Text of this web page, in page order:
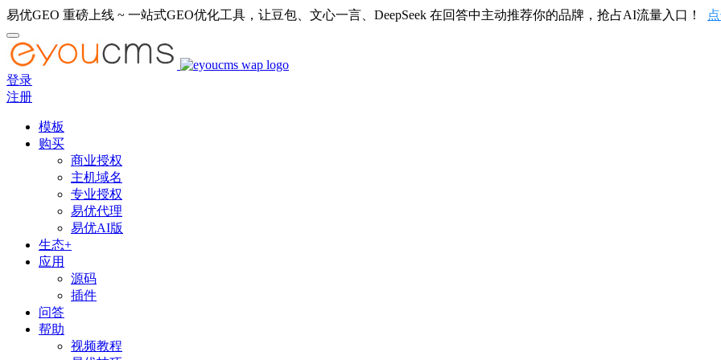
易优GEO 重磅上线 ~ 一站式GEO优化工具，让豆包、文心一言、DeepSeek 在回答中主动推荐你的品牌，抢占AI流量入口！
登录
注册
模板
购买
商业授权
主机域名
专业授权
易优代理
易优AI版
生态+
应用
源码
插件
问答
帮助
视频教程